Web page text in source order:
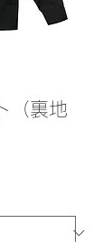
（裏地